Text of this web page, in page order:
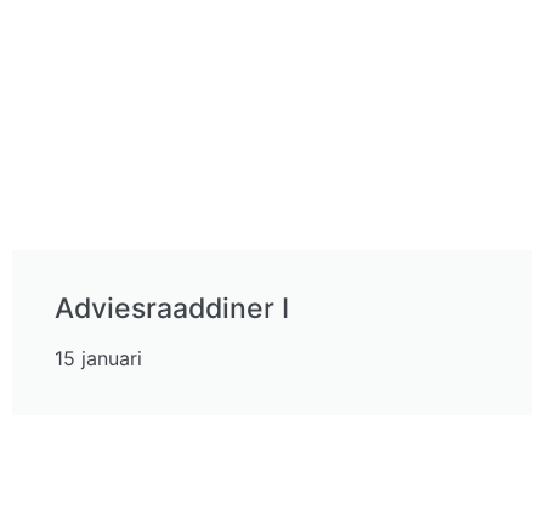
Adviesraaddiner I
15 januari